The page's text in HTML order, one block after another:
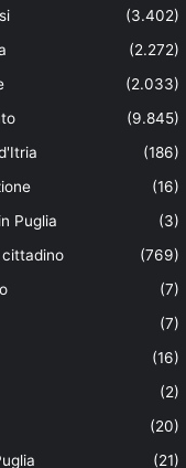
(3.402)
(2.272)
(2.033)
(9.845)
(186)
(16)
Puglia
(3)
cittadino
(769)
(7)
(7)
(16)
(2)
(20)
(21)